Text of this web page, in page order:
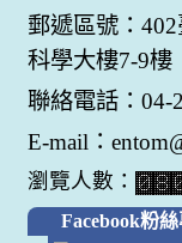
郵遞區號：
科學大樓7-9樓
聯絡電話：04-
E-mail：
瀏覽人數：
Facebook粉